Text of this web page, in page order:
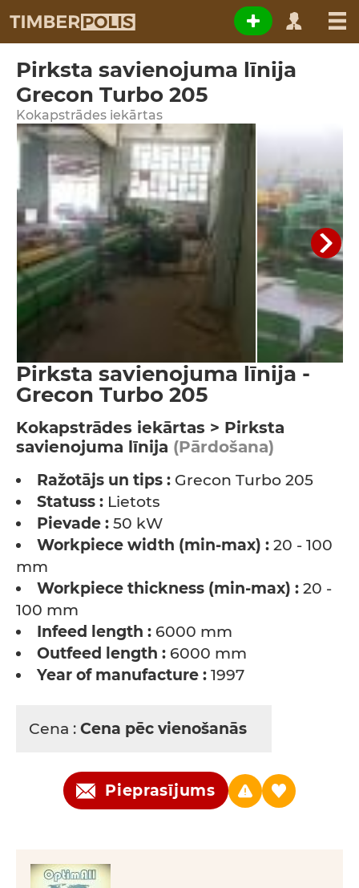
Pirksta savienojuma līnija
Grecon Turbo 205
Kokapstrādes iekārtas
Pirksta savienojuma līnija -
Grecon Turbo 205
Kokapstrādes iekārtas > Pirksta
savienojuma līnija (Pārdošana)
Ražotājs un tips : Grecon Turbo 205
Statuss : Lietots
Pievade : 50 kW
Workpiece width (min-max) : 20 - 100
mm
Workpiece thickness (min-max) : 20 -
100 mm
Infeed length : 6000 mm
Outfeed length : 6000 mm
Year of manufacture : 1997
Cena : Cena pēc vienošanās
Pieprasījums